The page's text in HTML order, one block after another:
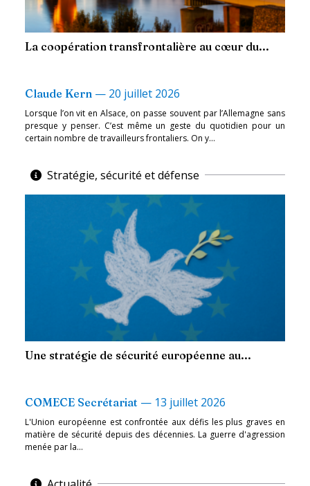
La coopération transfrontalière au cœur du...
Claude Kern — 20 juillet 2026
Lorsque l’on vit en Alsace, on passe souvent par l’Allemagne sans
presque y penser. C’est même un geste du quotidien pour un
certain nombre de travailleurs frontaliers. On y...
Stratégie, sécurité et défense
Une stratégie de sécurité européenne au...
COMECE Secrétariat — 13 juillet 2026
L'Union européenne est confrontée aux défis les plus graves en
matière de sécurité depuis des décennies. La guerre d'agression
menée par la...